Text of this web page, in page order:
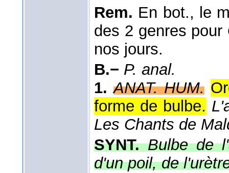
Rem. En bot., le
des 2 genres pour
nos jours.
B.− P. anal.
1. ANAT. HUM.
forme de bulbe.
Les Chants de
SYNT.Bulbe de
d'un poil, de